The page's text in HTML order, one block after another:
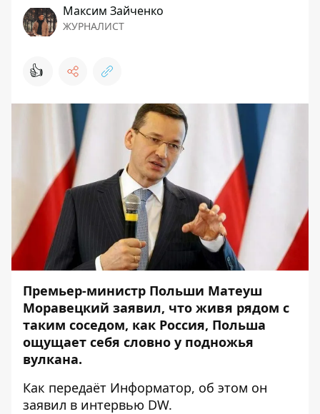
Максим Зайченко
ЖУРНАЛИСТ
👍
Премьер-министр Польши Матеуш
Моравецкий заявил, что живя рядом с
таким соседом, как Россия, Польша
ощущает себя словно у подножья
вулкана.
Как передаёт Информатор, об этом он
заявил в интервью DW.